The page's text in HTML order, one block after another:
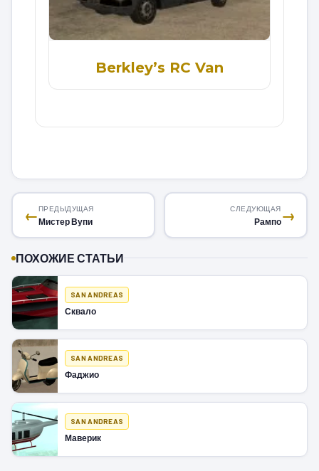
Berkley’s RC Van
←ПРЕДЫДУЩАЯ
Мистер Вупи →
СЛЕДУЮЩАЯ
Рампо
ПОХОЖИЕ СТАТЬИ
SAN ANDREAS
Сквало
SAN ANDREAS
Фаджио
SAN ANDREAS
Маверик